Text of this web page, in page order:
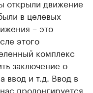
открыли движение
в целевых
– это
этого
комплекс
заключение о
ввод и т.д. Ввод в
пролонгируется